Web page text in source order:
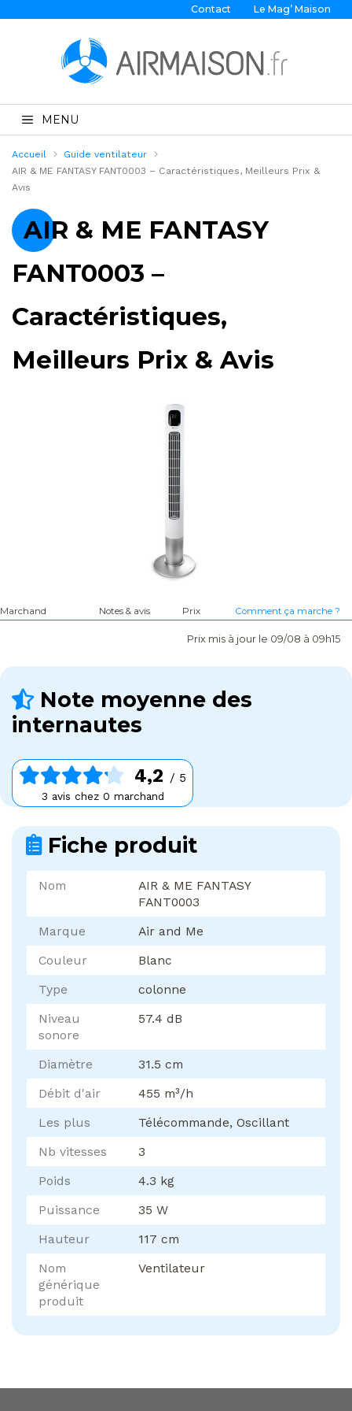
Contact Le Mag’ Maison
MENU
Accueil
Guide ventilateur
AIR & ME FANTASY FANT0003 – Caractéristiques, Meilleurs Prix &
Avis
AIR & ME FANTASY
FANT0003 –
Caractéristiques,
Meilleurs Prix & Avis
Marchand Notes & avis Prix Comment ça marche ?
Prix mis à jour le 09/08 à 09h15
Note moyenne des
internautes
4,2 / 5
3 avis chez 0 marchand
Fiche produit
Nom
AIR & ME FANTASY
FANT0003
Marque
Air and Me
Couleur
Blanc
Type
colonne
Niveau
sonore
57.4 dB
Diamètre
31.5 cm
Débit d'air
455 m³/h
Les plus
Télécommande, Oscillant
Nb vitesses
3
Poids
4.3 kg
Puissance
35 W
Hauteur
117 cm
Nom
générique
produit
Ventilateur